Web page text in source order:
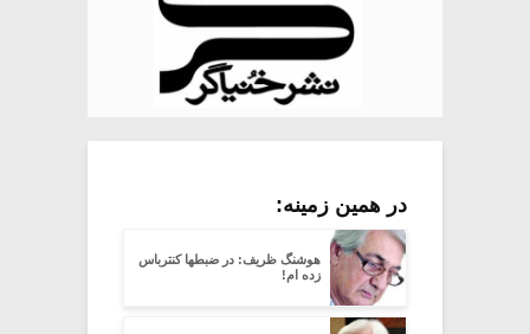
در همین زمینه:
هوشنگ ظریف: در ضبطها کنترباس
زده ام!